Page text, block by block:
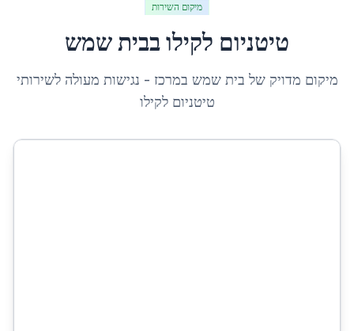
מיקום השירות
טיטניום לקילובבית שמש
מיקום מדויק של בית שמש במרכז - נגישות מעולה לשירותי
טיטניום לקילו